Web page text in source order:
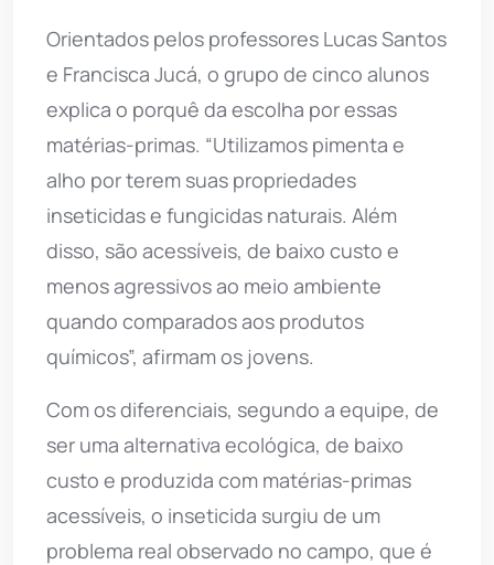
Orientados pelos professores Lucas Santos
e Francisca Jucá, o grupo de cinco alunos
explica o porquê da escolha por essas
matérias-primas. “Utilizamos pimenta e
alho por terem suas propriedades
inseticidas e fungicidas naturais. Além
disso, são acessíveis, de baixo custo e
menos agressivos ao meio ambiente
quando comparados aos produtos
químicos”, afirmam os jovens.
Com os diferenciais, segundo a equipe, de
ser uma alternativa ecológica, de baixo
custo e produzida com matérias-primas
acessíveis, o inseticida surgiu de um
problema real observado no campo, que é